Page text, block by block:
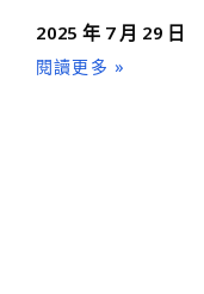
2025 年 7 月 29 日
閱讀更多 »